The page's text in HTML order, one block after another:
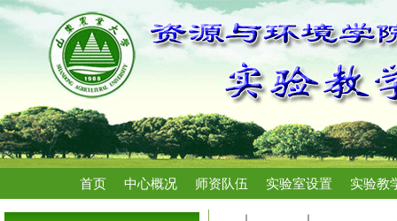
首页 中心概况 师资队伍 实验室设置 实验教